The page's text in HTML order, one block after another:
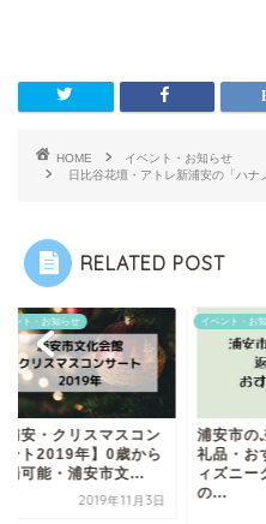
HOME
イベント・お知らせ
日比谷花壇・アトレ新浦安の「ハナ
RELATED POST
ト・お知らせ
安・クリスマスコン
ト2019年】0歳から
可能・浦安市文...
2019年11月3日
イベント・お知ら
浦安市の
礼品・おす
ィズニー
の...